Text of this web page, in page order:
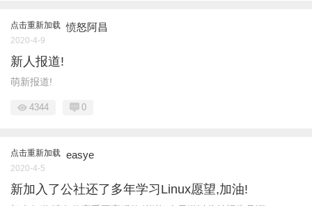
点击重新加载 愤怒阿昌
2020-4-9
新人报道!
萌新报道!
4344 0
点击重新加载 easye
2020-4-5
新加入了公社还了多年学习Linux愿望,加油!